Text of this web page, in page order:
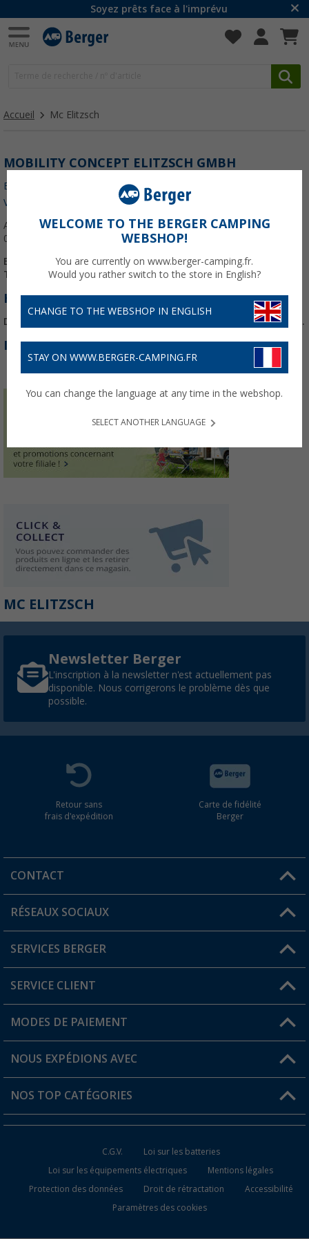
Soyez prêts face à l'imprévu
Accueil Mc Elitzsch
MC ELITZSCH
MOBILITY CONCEPT ELITZSCH GMBH
Enregistrer sous "Ma filiale"
Vers la carte des filiales
Am Ring 9
01917 Kamenz
E-mail :
service-kamenz-caravan@mc-elitzsch.de
Téléphone :+49 3578 30 24-48
HEURES D'OUVERTURE :
Die aktuellen Öffnungszeiten stehen auf der Partner Website.
INFORMATIONS :
Newsletter Berger
L'inscription à la newsletter n'est actuellement pas
disponible. Nous corrigerons le problème dès que
possible.
Retour sans
frais d'expédition
Carte de fidélité
Berger
CONTACT
Une question ?
Trouver une magasin
RÉSEAUX SOCIAUX
SERVICES BERGER
Devenir revendeur
Mon compte
Carte de fidélité Berger
SERVICE CLIENT
FAQ et contact
Informations sur l'expédition
Statut de la commande
MODES DE PAIEMENT
NOUS EXPÉDIONS AVEC
NOS TOP CATÉGORIES
Meubles de camping
C.G.V.
Loi sur les batteries
Loi sur les équipements électriques
Mentions légales
Protection des données
Droit de rétractation
Accessibilité
Paramètres des cookies
WELCOME TO THE BERGER CAMPING
WEBSHOP!
You are currently on www.berger-camping.fr.
Would you rather switch to the store in English?
CHANGE TO THE WEBSHOP IN ENGLISH
STAY ON WWW.BERGER-CAMPING.FR
You can change the language at any time in the webshop.
SELECT ANOTHER LANGUAGE